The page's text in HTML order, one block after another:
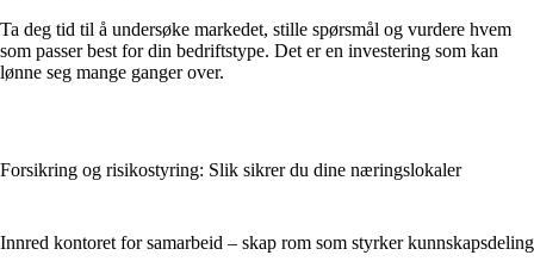
Ta deg tid til å undersøke markedet, stille spørsmål og vurdere hvem
som passer best for din bedriftstype. Det er en investering som kan
lønne seg mange ganger over.
Forsikring og risikostyring: Slik sikrer du dine næringslokaler
Innred kontoret for samarbeid – skap rom som styrker kunnskapsdeling